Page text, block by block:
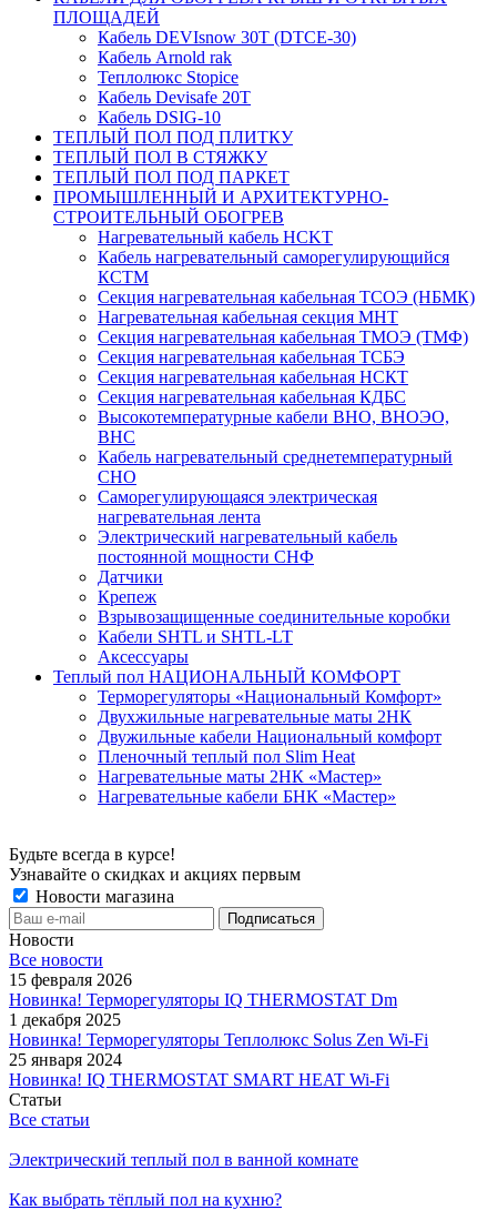
ПЛОЩАДЕЙ
Кабель DEVIsnow 30Т (DTCE-30)
Кабель Arnold rak
Теплолюкс Stopice
Кабель Devisafe 20T
Кабель DSIG-10
ТЕПЛЫЙ ПОЛ ПОД ПЛИТКУ
ТЕПЛЫЙ ПОЛ В СТЯЖКУ
ТЕПЛЫЙ ПОЛ ПОД ПАРКЕТ
ПРОМЫШЛЕННЫЙ И АРХИТЕКТУРНО-
СТРОИТЕЛЬНЫЙ ОБОГРЕВ
Нагревательный кабель НCKТ
Кабель нагревательный саморегулирующийся
КСТМ
Секция нагревательная кабельная ТСОЭ (НБМК)
Нагревательная кабельная секция МНТ
Секция нагревательная кабельная ТМОЭ (ТМФ)
Секция нагревательная кабельная ТСБЭ
Секция нагревательная кабельная НСКТ
Секция нагревательная кабельная КДБС
Высокотемпературные кабели ВНО, ВНОЭО,
ВНС
Кабель нагревательный среднетемпературный
СНО
Саморегулирующаяся электрическая
нагревательная лента
Электрический нагревательный кабель
постоянной мощности СНФ
Датчики
Крепеж
Взрывозащищенные соединительные коробки
Кабели SHTL и SHTL-LT
Аксессуары
Теплый пол НАЦИОНАЛЬНЫЙ КОМФОРТ
Терморегуляторы «Национальный Комфорт»
Двухжильные нагревательные маты 2НК
Двужильные кабели Национальный комфорт
Пленочный теплый пол Slim Heat
Нагревательные маты 2НК «Мастер»
Нагревательные кабели БНК «Мастер»
Будьте всегда в курсе!
Узнавайте о скидках и акциях первым
Новости магазина
Новости
Все новости
15 февраля 2026
Новинка! Терморегуляторы IQ THERMOSTAT Dm
1 декабря 2025
Новинка! Терморегуляторы Теплолюкс Solus Zen Wi-Fi
25 января 2024
Новинка! IQ THERMOSTAT SMART HEAT Wi-Fi
Статьи
Все статьи
Электрический теплый пол в ванной комнате
Как выбрать тёплый пол на кухню?